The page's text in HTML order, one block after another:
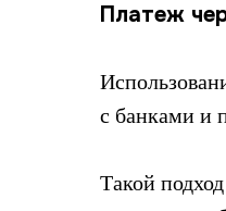
Платеж
с банками и
Такой